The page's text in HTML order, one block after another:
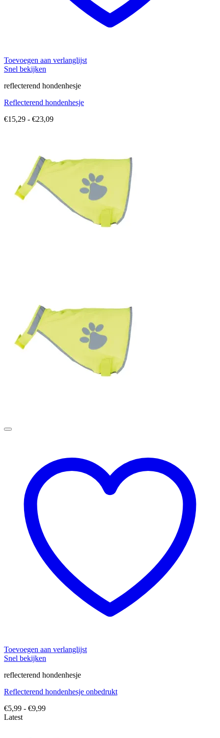
Toevoegen aan verlanglijst
Snel bekijken
reflecterend hondenhesje
Reflecterend hondenhesje
€15,29 - €23,09Prijsklasse:
Toevoegen aan verlanglijst
Snel bekijken
reflecterend hondenhesje
Reflecterend hondenhesje onbedrukt
€5,99 - €9,99Prijsklasse:
Latest